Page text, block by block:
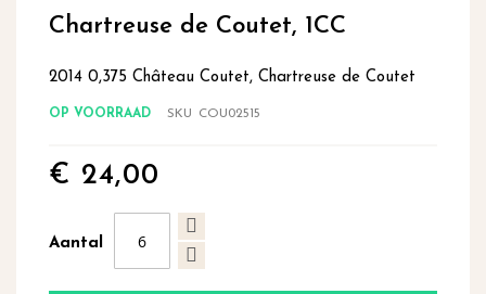
begin
van
afbeeldingen-
Chartreuse de Coutet, 1CC
2014 0,375 Château Coutet, Chartreuse de Coutet
OP VOORRAAD SKU COU02515
€ 24,00
Aantal